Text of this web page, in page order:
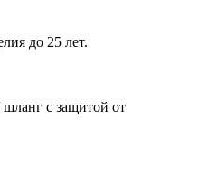
до 25 лет.
с защитой от